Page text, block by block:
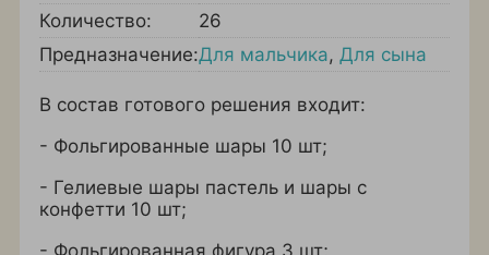
Количество:
26
Предназначение:Для мальчика, Для сына
В состав готового решения входит:
- Фольгированные шары 10 шт;
- Гелиевые шары пастель и шары с
конфетти 10 шт;